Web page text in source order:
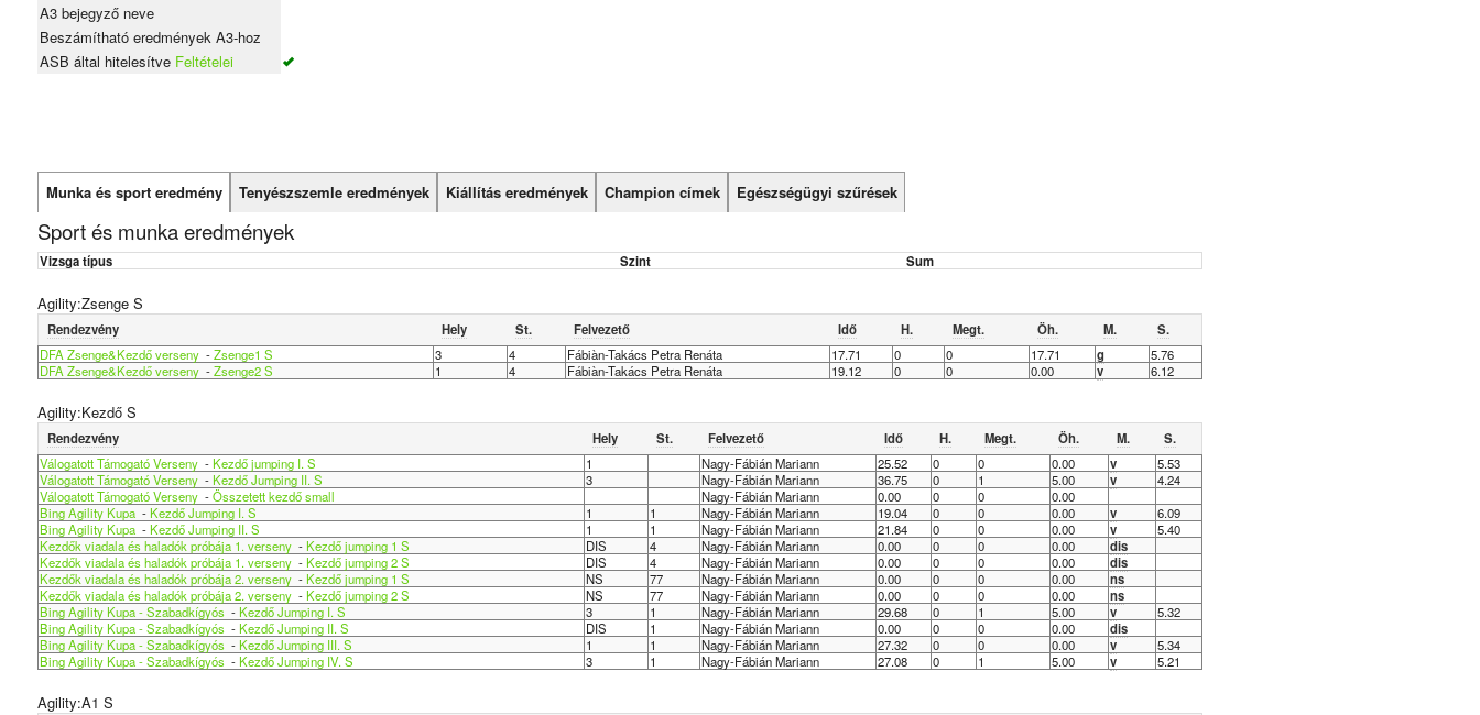
A3 bejegyző neve
Beszámítható eredmények A3-hoz
ASB által hitelesítve Feltételei
Munka és sport eredmény Tenyészszemle eredmények Kiállítás eredmények Champion címek Egészségügyi szűrések
Sport és munka eredmények
Vizsga típus Szint Sum
Agility:Zsenge S
Rendezvény Hely St. Felvezető Idő H. Megt. Öh. M.
S.
DFA Zsenge&Kezdő verseny-Zsenge1 S 3 4 Fábiàn-Takács Petra Renáta 17.71 0 0 17.71 g
5.76
DFA Zsenge&Kezdő verseny-Zsenge2 S 1 4 Fábiàn-Takács Petra Renáta 19.12 0 0 0.00 v 6.12
Agility:Kezdő S
Rendezvény Hely St. Felvezető Idő H. Megt. Öh. M.
S.
Válogatott Támogató Verseny-Kezdő jumping I. S 1 Nagy-Fábián Mariann 25.52 0 0 0.00 v
5.53
Válogatott Támogató Verseny-Kezdő Jumping II. S 3 Nagy-Fábián Mariann 36.75 0 1 5.00 v
4.24
Válogatott Támogató Verseny-Összetett kezdő small Nagy-Fábián Mariann 0.00 0 0
0.00
Bing Agility Kupa-Kezdő Jumping I. S 1 1 Nagy-Fábián Mariann 19.04 0 0 0.00 v
6.09
Bing Agility Kupa-Kezdő Jumping II. S 1 1 Nagy-Fábián Mariann 21.84 0 0 0.00 v
5.40
Kezdők viadala és haladók próbája 1. verseny -Kezdő jumping 1 S DIS 4 Nagy-Fábián Mariann 0.00 0 0 0.00
dis
Kezdők viadala és haladók próbája 1. verseny -Kezdő jumping 2 S DIS 4 Nagy-Fábián Mariann 0.00 0 0 0.00
dis
Kezdők viadala és haladók próbája 2. verseny -Kezdő jumping 1 S NS 77 Nagy-Fábián Mariann 0.00 0 0 0.00
ns
Kezdők viadala és haladók próbája 2. verseny -Kezdő jumping 2 S NS 77 Nagy-Fábián Mariann 0.00 0 0 0.00
ns
Bing Agility Kupa - Szabadkígyós-Kezdő Jumping I. S 3 1 Nagy-Fábián Mariann 29.68 0 1 5.00 v
5.32
Bing Agility Kupa - Szabadkígyós-Kezdő Jumping II. S DIS 1 Nagy-Fábián Mariann 0.00 0 0 0.00
dis
Bing Agility Kupa - Szabadkígyós-Kezdő Jumping III. S 1 1 Nagy-Fábián Mariann 27.32 0 0 0.00 v
5.34
Bing Agility Kupa - Szabadkígyós-Kezdő Jumping IV. S 3 1 Nagy-Fábián Mariann 27.08 0 1 5.00 v 5.21
Agility:A1 S